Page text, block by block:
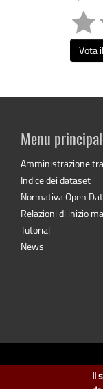
Vota
Menu
Amministrazione
Indice dei dataset
Normativa Open
Relazioni di inizio
Tutorial
News
Il